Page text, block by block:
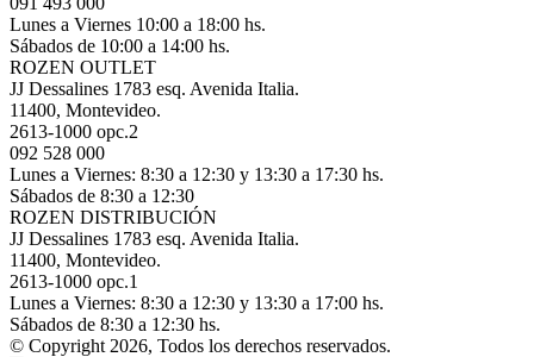
Lunes a Viernes 10:00 a 18:00 hs.
Sábados de 10:00 a 14:00 hs.
ROZEN OUTLET
JJ Dessalines 1783 esq. Avenida Italia.
11400, Montevideo.
2613-1000 opc.2
092 528 000
Lunes a Viernes: 8:30 a 12:30 y 13:30 a 17:30 hs.
Sábados de 8:30 a 12:30
ROZEN DISTRIBUCIÓN
JJ Dessalines 1783 esq. Avenida Italia.
11400, Montevideo.
2613-1000 opc.1
Lunes a Viernes: 8:30 a 12:30 y 13:30 a 17:00 hs.
Sábados de 8:30 a 12:30 hs.
© Copyright 2026, Todos los derechos reservados.